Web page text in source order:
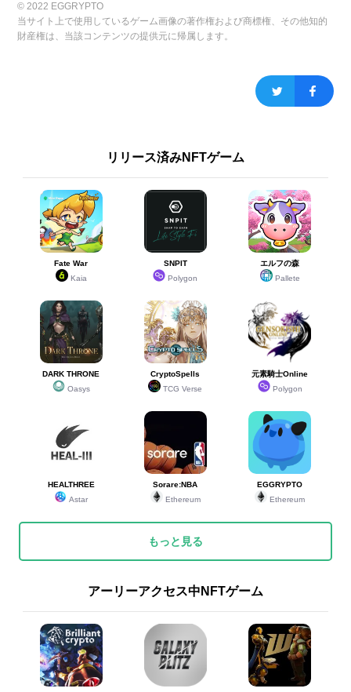
© 2022 EGGRYPTO
当サイト上で使用しているゲーム画像の著作権および商標権、その他知的
財産権は、当該コンテンツの提供元に帰属します。
リリース済みNFTゲーム
Fate War
Kaia
SNPIT
Polygon
エルフの森
Pallete
DARK THRONE
Oasys
CryptoSpells
TCG Verse
元素騎士Online
Polygon
HEALTHREE
Astar
Sorare:NBA
Ethereum
EGGRYPTO
Ethereum
もっと見る
アーリーアクセス中NFTゲーム